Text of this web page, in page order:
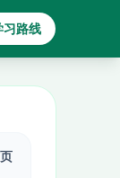
习路线